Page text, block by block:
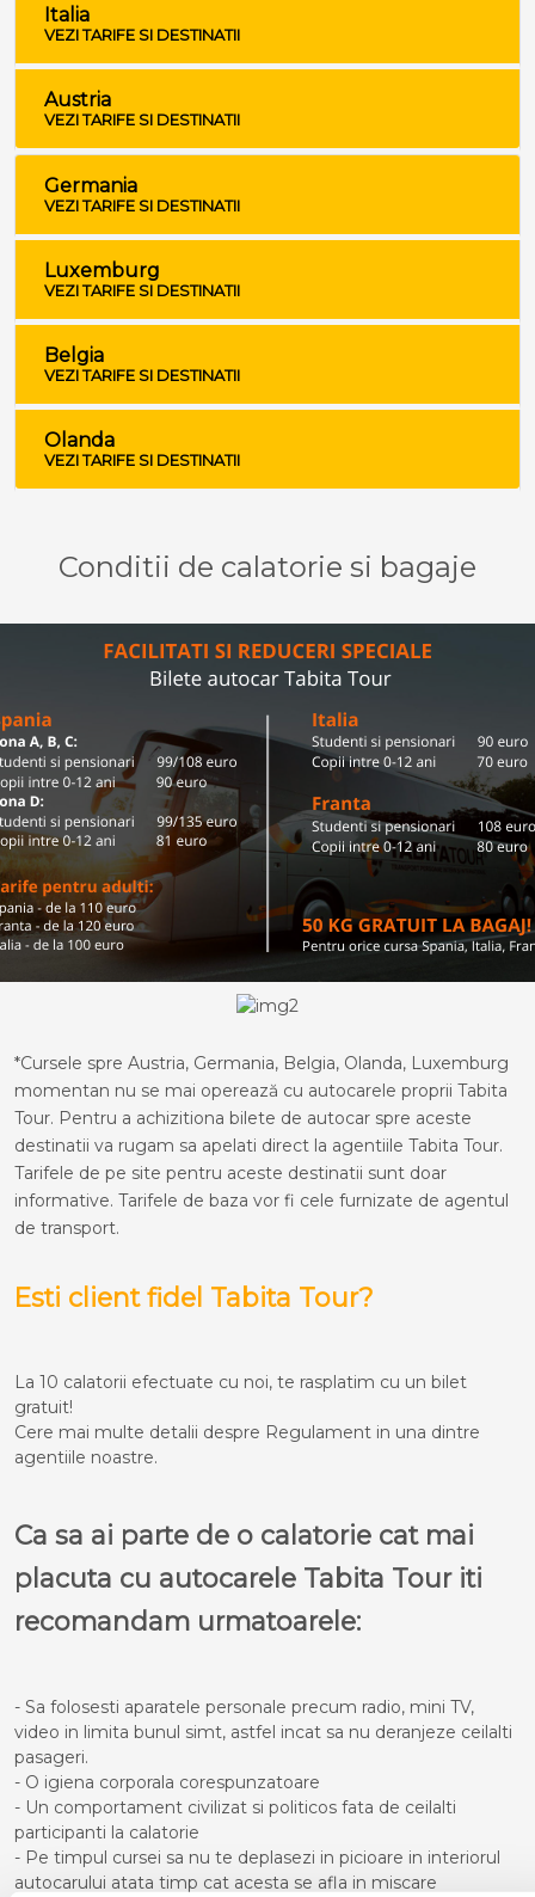
Italia
VEZI TARIFE SI DESTINATII
Austria
VEZI TARIFE SI DESTINATII
Germania
VEZI TARIFE SI DESTINATII
Luxemburg
VEZI TARIFE SI DESTINATII
Belgia
VEZI TARIFE SI DESTINATII
Olanda
VEZI TARIFE SI DESTINATII
Conditii de calatorie si bagaje
*Cursele spre Austria, Germania, Belgia, Olanda, Luxemburg
momentan nu se mai operează cu autocarele proprii Tabita
Tour. Pentru a achizitiona bilete de autocar spre aceste
destinatii va rugam sa apelati direct la agentiile Tabita Tour.
Tarifele de pe site pentru aceste destinatii sunt doar
informative. Tarifele de baza vor fi cele furnizate de agentul
de transport.
Esti client fidel Tabita Tour?
La 10 calatorii efectuate cu noi, te rasplatim cu un bilet
gratuit!
Cere mai multe detalii despre Regulament in una dintre
agentiile noastre.
Ca sa ai parte de o calatorie cat mai
placuta cu autocarele Tabita Tour iti
recomandam urmatoarele:
- Sa folosesti aparatele personale precum radio, mini TV,
video in limita bunul simt, astfel incat sa nu deranjeze ceilalti
pasageri.
- O igiena corporala corespunzatoare
- Un comportament civilizat si politicos fata de ceilalti
participanti la calatorie
- Pe timpul cursei sa nu te deplasezi in picioare in interiorul
autocarului atata timp cat acesta se afla in miscare